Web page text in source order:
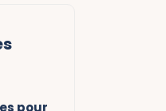
pour